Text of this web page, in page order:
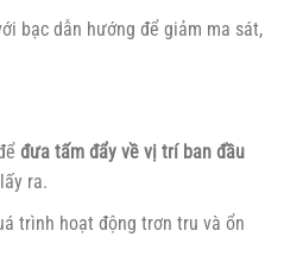
bạc dẫn hướng để giảm ma sát,
đưa tấm đẩy về vị trí ban đầu
ra.
trình hoạt động trơn tru và ổn